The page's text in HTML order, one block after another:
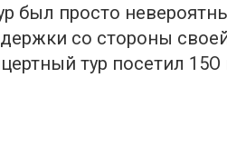
был просто
со стороны
тур посетил